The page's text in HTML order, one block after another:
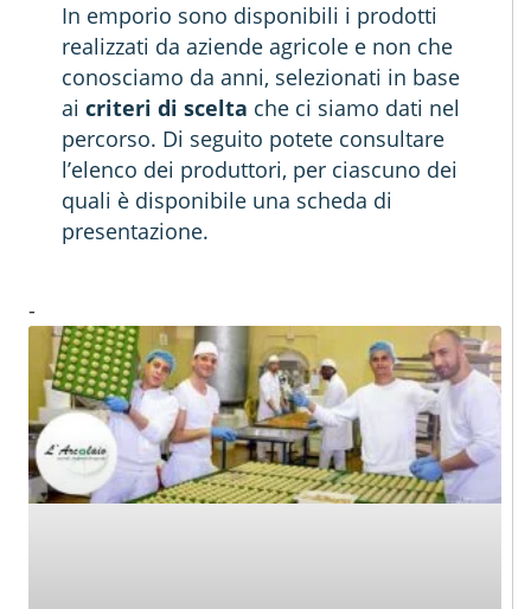
In emporio sono disponibili i prodotti
realizzati da aziende agricole e non che
conosciamo da anni, selezionati in base
ai criteri di scelta che ci siamo dati nel
percorso. Di seguito potete consultare
l’elenco dei produttori, per ciascuno dei
quali è disponibile una scheda di
presentazione.